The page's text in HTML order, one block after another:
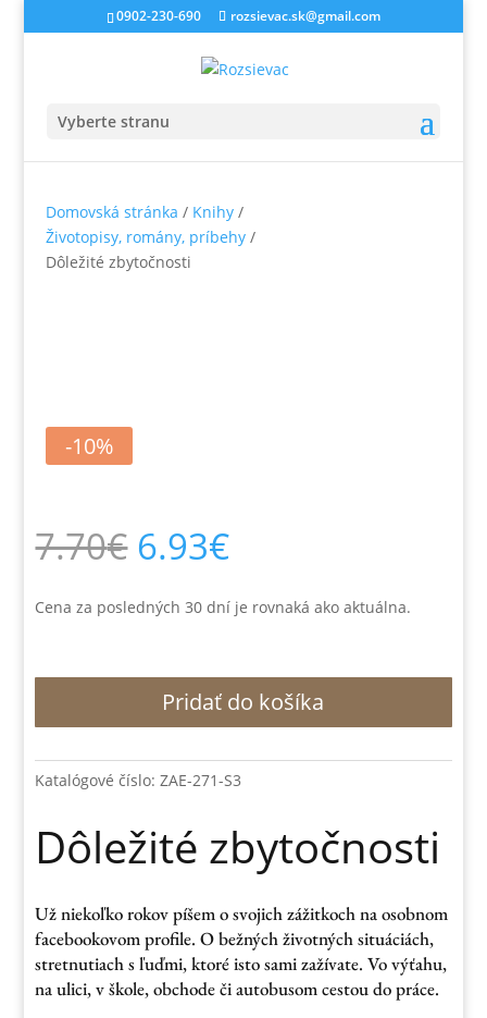
0902-230-690 rozsievac.sk@gmail.com
Vyberte stranu
Domovská stránka / Knihy /
Životopisy, romány, príbehy /
Dôležité zbytočnosti
-10%
7.70€ Pôvodná
cena
bola:
7.70€.
6.93€Aktuálna
je:
6.93€.
Cena za posledných 30 dní je rovnaká ako aktuálna.
množstvo
zbytočnosti
Pridať do košíka
Katalógové číslo:ZAE-271-S3
Dôležité zbytočnosti
Už niekoľko rokov píšem o svojich zážitkoch na osobnom
facebookovom profile. O bežných životných situáciách,
stretnutiach s ľuďmi, ktoré isto sami zažívate. Vo výťahu,
na ulici, v škole, obchode či autobusom cestou do práce.